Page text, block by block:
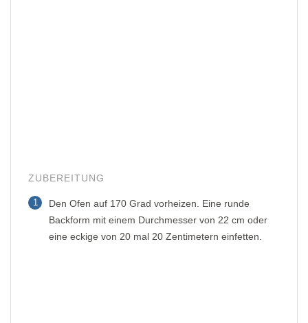
ZUBEREITUNG
1
Den Ofen auf 170 Grad vorheizen. Eine runde
Backform mit einem Durchmesser von 22 cm oder
eine eckige von 20 mal 20 Zentimetern einfetten.